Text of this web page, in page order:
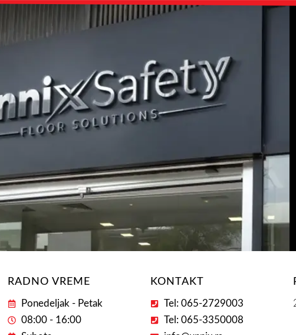
RADNO VREME
Ponedeljak - Petak
08:00 - 16:00
KONTAKT
Tel: 065-2729003
Tel: 065-3350008